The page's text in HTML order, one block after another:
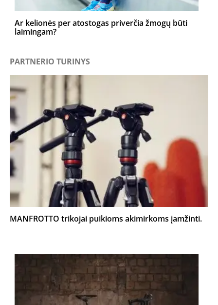
Ar kelionės per atostogas priverčia žmogų būti
laimingam?
PARTNERIO TURINYS
MANFROTTO trikojai puikioms akimirkoms įamžinti.